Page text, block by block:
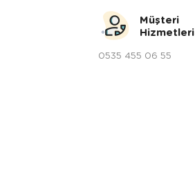
Müşteri
Hizmetleri
0535 455 06 55